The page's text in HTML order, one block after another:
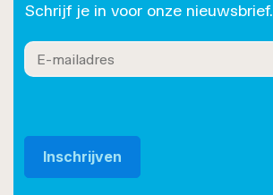
Schrijf je in voor onze nieuwsbrief.